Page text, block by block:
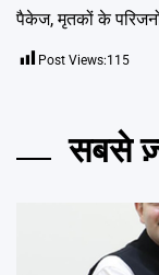
पैकेज, मृतकों के
Post Views:115
सबसे